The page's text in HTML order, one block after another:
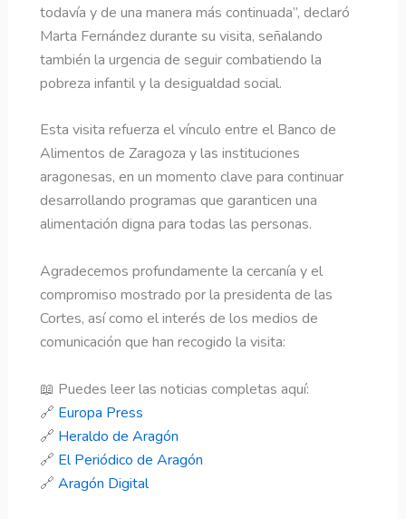
todavía y de una manera más continuada”, declaró
Marta Fernández durante su visita, señalando
también la urgencia de seguir combatiendo la
pobreza infantil y la desigualdad social.
Esta visita refuerza el vínculo entre el Banco de
Alimentos de Zaragoza y las instituciones
aragonesas, en un momento clave para continuar
desarrollando programas que garanticen una
alimentación digna para todas las personas.
Agradecemos profundamente la cercanía y el
compromiso mostrado por la presidenta de las
Cortes, así como el interés de los medios de
comunicación que han recogido la visita:
📖 Puedes leer las noticias completas aquí:
🔗 Europa Press
🔗 Heraldo de Aragón
🔗 El Periódico de Aragón
🔗 Aragón Digital